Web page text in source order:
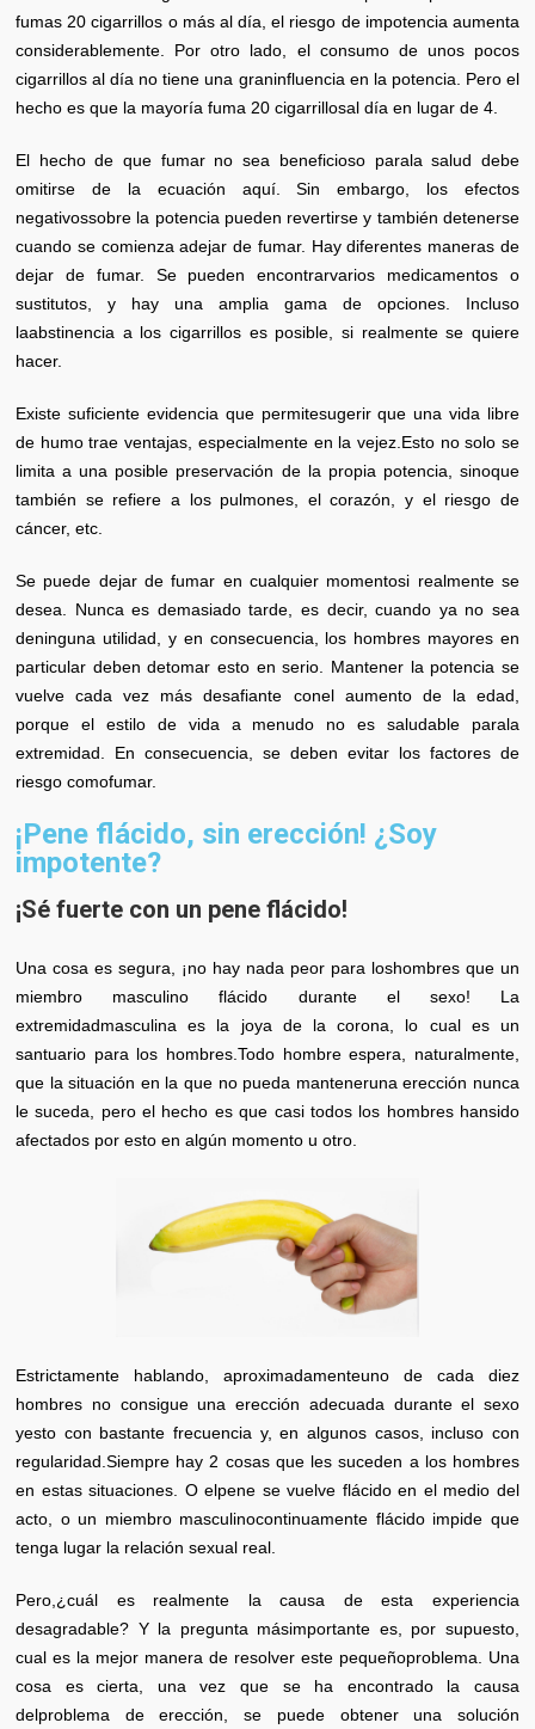
fumas 20 cigarrillos o más al día, el riesgo de impotencia aumenta
considerablemente. Por otro lado, el consumo de unos pocos
cigarrillos al día no tiene una graninfluencia en la potencia. Pero el
hecho es que la mayoría fuma 20 cigarrillosal día en lugar de 4.
El hecho de que fumar no sea beneficioso parala salud debe
omitirse de la ecuación aquí. Sin embargo, los efectos
negativossobre la potencia pueden revertirse y también detenerse
cuando se comienza adejar de fumar. Hay diferentes maneras de
dejar de fumar. Se pueden encontrarvarios medicamentos o
sustitutos, y hay una amplia gama de opciones. Incluso
laabstinencia a los cigarrillos es posible, si realmente se quiere
hacer.
Existe suficiente evidencia que permitesugerir que una vida libre
de humo trae ventajas, especialmente en la vejez.Esto no solo se
limita a una posible preservación de la propia potencia, sinoque
también se refiere a los pulmones, el corazón, y el riesgo de
cáncer, etc.
Se puede dejar de fumar en cualquier momentosi realmente se
desea. Nunca es demasiado tarde, es decir, cuando ya no sea
deninguna utilidad, y en consecuencia, los hombres mayores en
particular deben detomar esto en serio. Mantener la potencia se
vuelve cada vez más desafiante conel aumento de la edad,
porque el estilo de vida a menudo no es saludable parala
extremidad. En consecuencia, se deben evitar los factores de
riesgo comofumar.
¡Pene flácido, sin erección! ¿Soy
impotente?
¡Sé fuerte con un pene flácido!
Una cosa es segura, ¡no hay nada peor para loshombres que un
miembro masculino flácido durante el sexo! La
extremidadmasculina es la joya de la corona, lo cual es un
santuario para los hombres.Todo hombre espera, naturalmente,
que la situación en la que no pueda manteneruna erección nunca
le suceda, pero el hecho es que casi todos los hombres hansido
afectados por esto en algún momento u otro.
Estrictamente hablando, aproximadamenteuno de cada diez
hombres no consigue una erección adecuada durante el sexo
yesto con bastante frecuencia y, en algunos casos, incluso con
regularidad.Siempre hay 2 cosas que les suceden a los hombres
en estas situaciones. O elpene se vuelve flácido en el medio del
acto, o un miembro masculinocontinuamente flácido impide que
tenga lugar la relación sexual real.
Pero,¿cuál es realmente la causa de esta experiencia
desagradable? Y la pregunta másimportante es, por supuesto,
cual es la mejor manera de resolver este pequeñoproblema. Una
cosa es cierta, una vez que se ha encontrado la causa
delproblema de erección, se puede obtener una solución